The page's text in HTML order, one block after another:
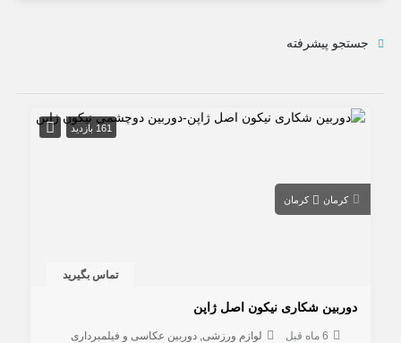
جستجو پیشرفته
161 بازدید
کرمان کرمان
تماس بگیرید
دوربین شکاری نیکون اصل ژاپن
6 ماه قبل لوازم ورزشی دوربین عکاسی و فیلمبرداری